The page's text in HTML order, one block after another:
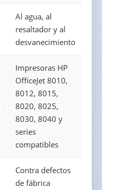
Al agua, al
resaltador y al
desvanecimiento
Impresoras HP
OfficeJet 8010,
8012, 8015,
8020, 8025,
8030, 8040 y
series
compatibles
Contra defectos
de fábrica